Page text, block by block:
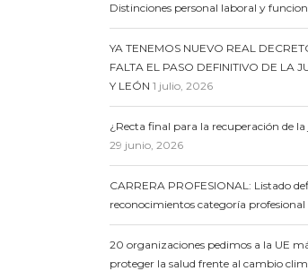
Distinciones personal laboral y
YA TENEMOS NUEVO REAL
FALTA EL PASO DEFINITIVO DE LA
Y LEÓN 1 julio, 2026
¿Recta final para la recuperación de
29 junio, 2026
CARRERA PROFESIONAL: Listado
reconocimientos categoría profesional
20 organizaciones pedimos a la UE
proteger la salud frente al cambio